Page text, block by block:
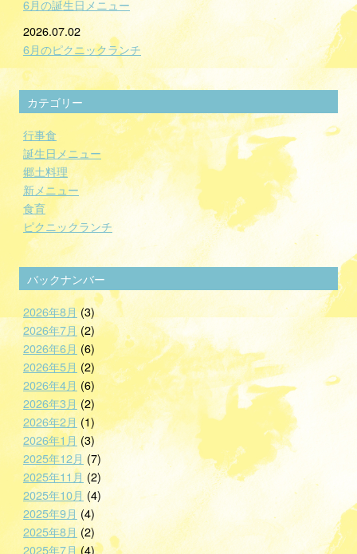
6月の誕生日メニュー
2026.07.02
6月のピクニックランチ
カテゴリー
行事食
誕生日メニュー
郷土料理
新メニュー
食育
ピクニックランチ
バックナンバー
2026年8月(3)
2026年7月(2)
2026年6月 (6)
2026年5月 (2)
2026年4月 (6)
2026年3月(2)
2026年2月(1)
2026年1月(3)
2025年12月(7)
2025年11月 (2)
2025年10月 (4)
2025年9月 (4)
2025年8月(2)
2025年7月(4)